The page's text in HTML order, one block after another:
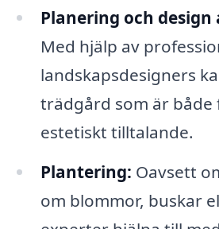
Planering och
Med hjälp av
landskapsdesigners
trädgård som är både
estetiskt tilltalande.
Plantering: Oavsett
om blommor, buskar